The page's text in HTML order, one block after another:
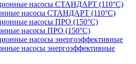
насосы СТАНДАРТ (110°C)
насосы ПРО (150°C)
насосы энергоэффективные